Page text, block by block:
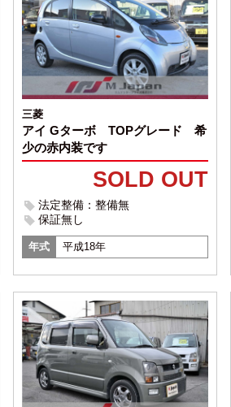
三菱
アイ Gターボ TOPグレード 希
少の赤内装です
SOLD OUT
法定整備：整備無
保証無し
年式 平成18年